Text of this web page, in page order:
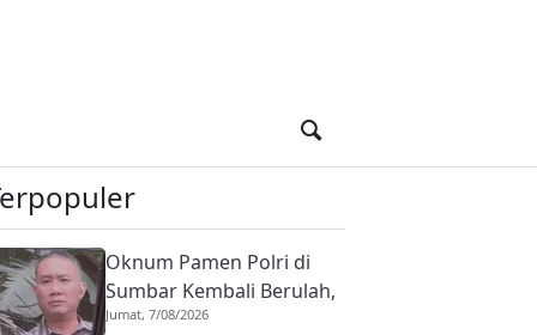
Oknum Pamen Polri di
Sumbar Kembali Berulah,
Dirreskrimum Diduga
Jumat, 7/08/2026